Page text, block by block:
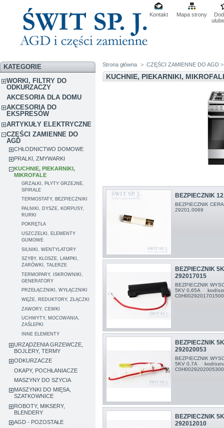
Kontakt Mapa strony
KATEGORIE
WORKI, FILTRY DO
ODKURZACZY
AKCESORIA DLA DOMU
AKCESORIA DO
EKSPRESÓW
ARTYKUŁY ELEKTRYCZNE
CZĘŚCI ZAMIENNE DO
AGD
CHŁODNICTWO DOMOWE
PRALKI, ZMYWARKI
KUCHNIE, PIEKARNIKI,
MIKROFALE
GRZAŁKI, PŁYTY GRZEJNE,
SPIRALE
TERMOSTATY, BEZPIECZNIKI
PALNIKI, DYSZE, KORPUSY,
RURKI
POKRĘTŁA
USZCZELKI, ELEMENTY
GUMOWE
SILNIKI, WENTYLATORY
SZYBY, KLOSZE, LAMPKI,
ŻARÓWKI, TALERZE
TERMOPARY, ISKROWNIKI,
GENERATORY
PRZEŁĄCZNIKI, WYŁĄCZNIKI
WĘŻE, REDUKTORY, ZŁĄCZKI
ZAWORY, CEWKI
UCHWYTY, MOCOWANIA,
ZAŚLEPKI
INNE ELEMENTY
URZĄDZENIA GRZEWCZE,
BOJLERY, TERMY
ODKURZACZE
OKAPY, POCHŁANIACZE
MASZYNY DO SZYCIA
MASZYNKI DO MIĘSA,
SZATKOWNICE
ROBOTY, MIKSERY,
BLENDERY
AGD - POZOSTAŁE
Strona główna > CZĘŚCI ZAMIENNE DO AGD
KUCHNIE, PIEKARNIKI,
BEZPIECZNIK
BEZPIECZNIK
29201.0069
BEZPIECZNIK
292017015
BEZPIECZNIK
5KV 0,65A kod/
BEZPIECZNIK
292020053
BEZPIECZNIK
5KV 0,7A kod/
BEZPIECZNIK
292012010